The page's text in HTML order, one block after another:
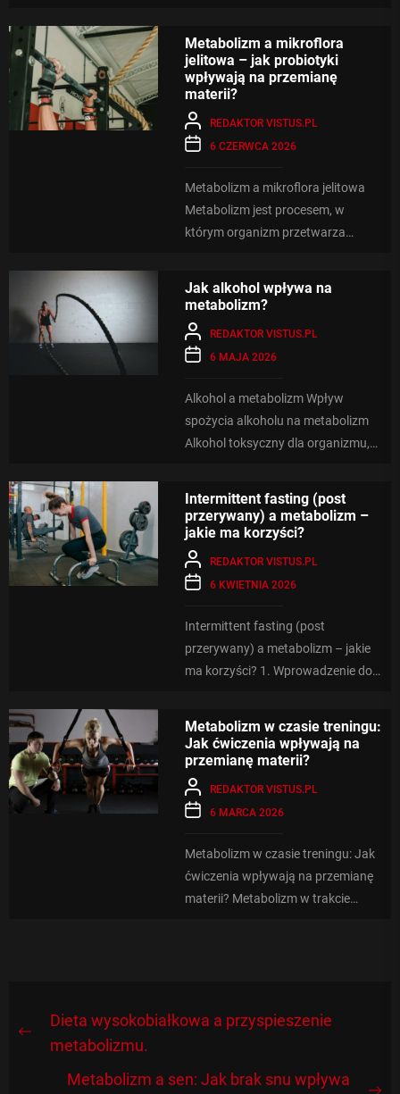
Metabolizm a mikroflora
jelitowa – jak probiotyki
wpływają na przemianę
materii?
REDAKTOR VISTUS.PL
6 CZERWCA 2026
Metabolizm a mikroflora jelitowa
Metabolizm jest procesem, w
którym organizm przetwarza
Mikroflora jelitowa,...
Jak alkohol wpływa na
metabolizm?
REDAKTOR VISTUS.PL
6 MAJA 2026
Alkohol a metabolizm Wpływ
spożycia alkoholu na metabolizm
Alkohol toksyczny dla organizmu,
Intermittent fasting (post
przerywany) a metabolizm –
jakie ma korzyści?
REDAKTOR VISTUS.PL
6 KWIETNIA 2026
Intermittent fasting (post
przerywany) a metabolizm – jakie
ma korzyści? 1. Wprowadzenie do
ograniczania...
Metabolizm w czasie treningu:
Jak ćwiczenia wpływają na
przemianę materii?
REDAKTOR VISTUS.PL
6 MARCA 2026
Metabolizm w czasie treningu: Jak
ćwiczenia wpływają na przemianę
materii? Metabolizm w trakcie
Nawigacja
wpisu
Previous
Dieta wysokobiałkowa a przyspieszenie
metabolizmu.
Metabolizm a sen: Jak brak snu wpływa